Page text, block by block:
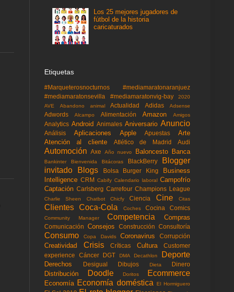
Los 25 mejores jugadores de
fútbol de la historia
caricaturados
Etiquetas
#Marqueterosnocturnos
#mediamaratonaranjuez
#mediamaratonsevilla
#mediamaratonvig-bay
2020
AVE
Abandono animal Actualidad Adidas Adsense
Adwords Alcampo Alimentación Amazon Amigos
Analytics Android Animales Aniversario Anuncio
Análisis Aplicaciones Apple Apuestas
Arte
Atención al cliente
Atlético de Madrid Audi
Automoción Axe Año nuevo Baloncesto Banca
Bankinter Bienvenida Bitácoras BlackBerry
Blogger
invitado
Blogs Bolsa Burger King
Business
Intelligence CRM Cabify Calendario laboral Campofrío
Captación Carlsberg Carrefour Champions League
Charlie Sheen Chatbot Chicfy Ciencia Cine Citas
Clientes Coca-Cola Coches Cocina Comics
Community Manager Competencia Compras
Comunicación Consejos Construcción Consultoría
Consumo Copa Davids Coronavirus Corrupción
Creatividad Crisis Críticas Cultura
Customer
experience
Cáncer DGT DMA Decathlon Deporte
Derechos Desigual Dibujos Dieta Dinero
Distribución Doodle Doritos Ecommerce
Economía Economía doméstica El Hormiguero